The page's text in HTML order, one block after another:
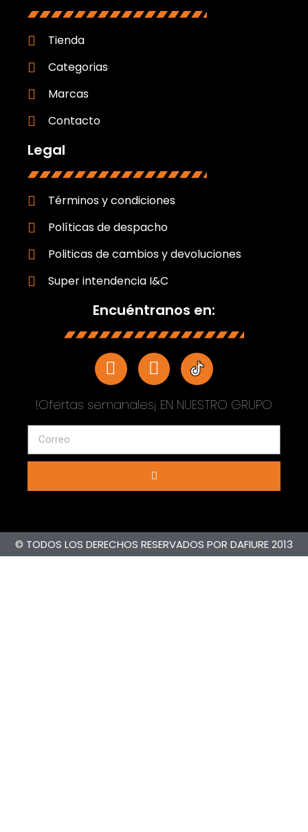
Tienda
Categorias
Marcas
Contacto
Legal
Términos y condiciones
Políticas de despacho
Politicas de cambios y devoluciones
Super intendencia I&C
Encuéntranos en:
!Ofertas semanales¡ EN NUESTRO GRUPO
© TODOS LOS DERECHOS RESERVADOS POR DAFIURE 2013